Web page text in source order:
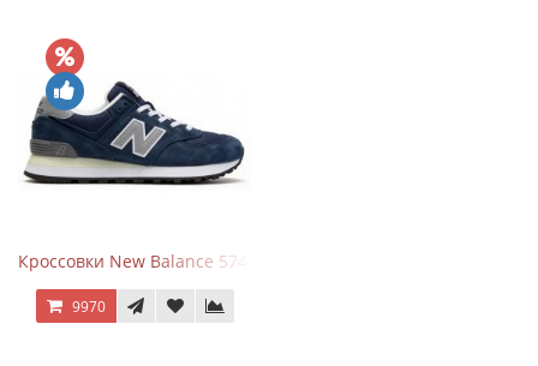
Кроссовки New Balance 574 Classic Blue Grey
9970